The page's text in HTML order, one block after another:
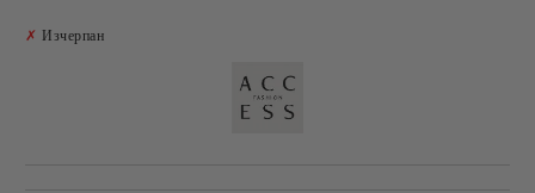
✗ Изчерпан